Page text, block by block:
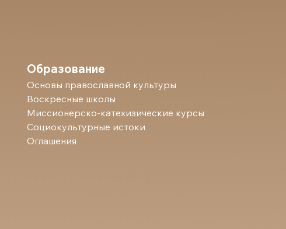
Образование
Основы православной культуры
Воскресные школы
Миссионерско-катехизические курсы
Социокультурные истоки
Оглашения